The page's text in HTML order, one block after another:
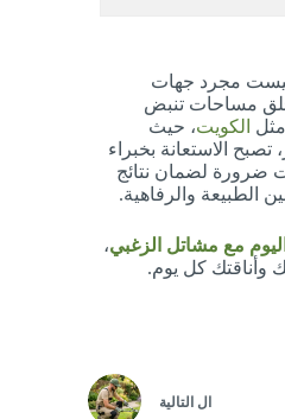
مجرد جهات
مساحات تنبض
الكويت، حيث
تصبح الاستعانة بخبراء
ضرورة لضمان نتائج
الطبيعة والرفاهية.
اليوم مع مشاتل الزغبي،
وأناقتك كل يوم.
ال التالية